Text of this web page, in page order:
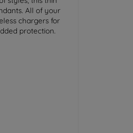
All of your
chargers for
protection.